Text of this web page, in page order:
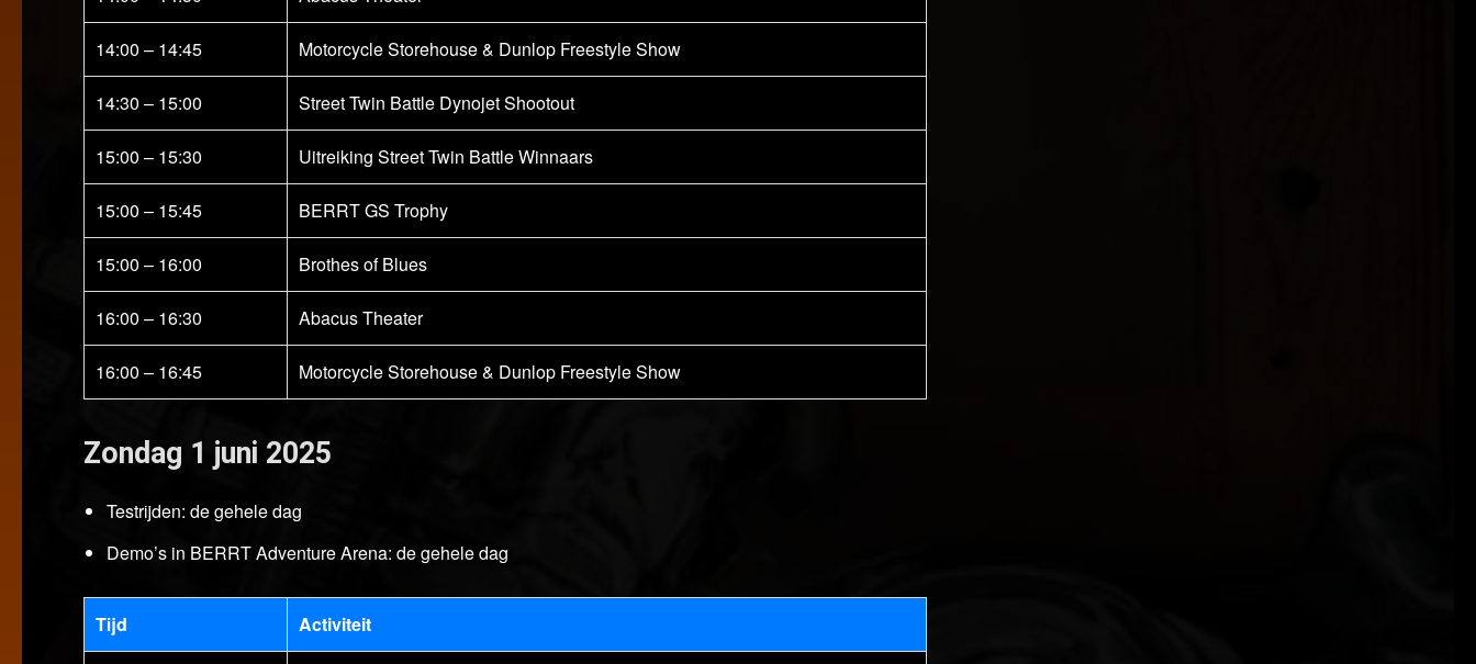
14:00 – 14:45 Motorcycle Storehouse & Dunlop Freestyle Show
14:30 – 15:00 Street Twin Battle Dynojet Shootout
15:00 – 15:30 Uitreiking Street Twin Battle Winnaars
15:00 – 15:45 BERRT GS Trophy
15:00 – 16:00 Brothes of Blues
16:00 – 16:30 Abacus Theater
16:00 – 16:45 Motorcycle Storehouse & Dunlop Freestyle Show
Zondag 1 juni 2025
Testrijden: de gehele dag
Demo’s in BERRT Adventure Arena: de gehele dag
Tijd Activiteit